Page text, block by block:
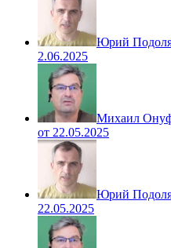
Юрий
2.06.2025
Михаил
от 22.05.2025
Юрий
22.05.2025